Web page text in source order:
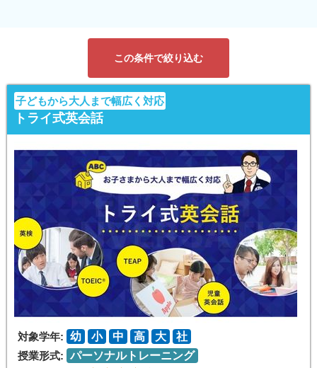
この条件で絞り込む
子どもから大人まで幅広く対応
トライ式英会話
対象学年: 幼 小 中 高 大
社
授業形式: パーソナルトレーニング